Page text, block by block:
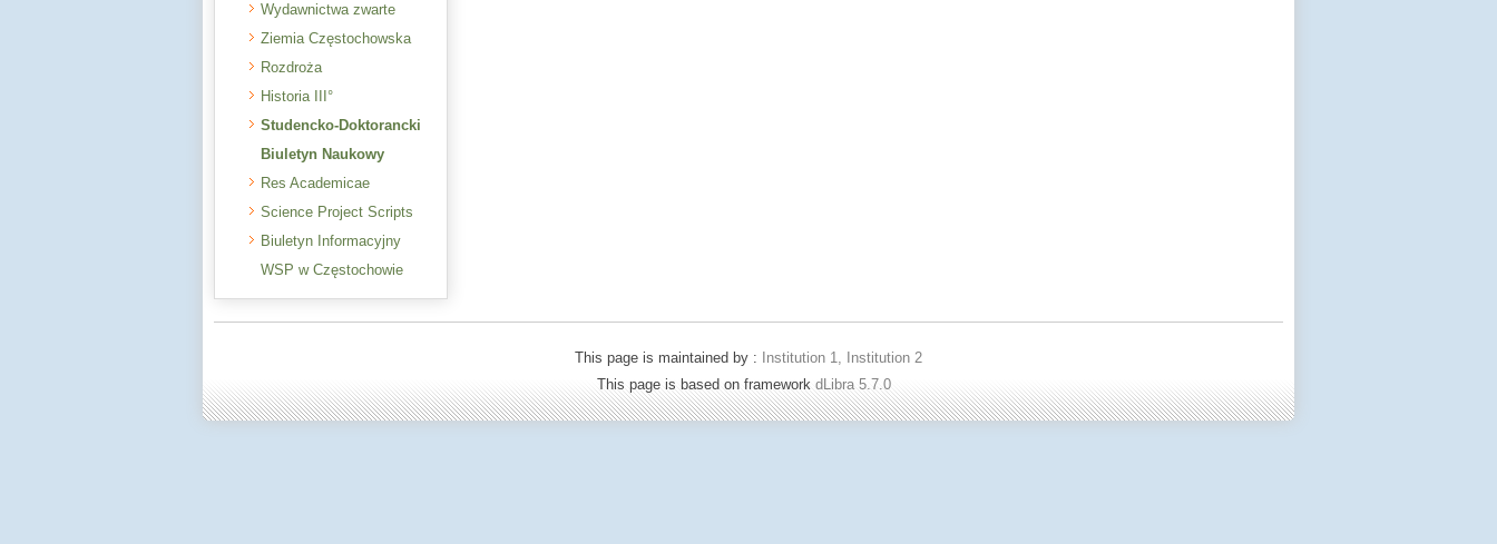
Wydawnictwa zwarte
Ziemia Częstochowska
Rozdroża
Historia III°
Studencko-Doktorancki
Biuletyn Naukowy
Res Academicae
Science Project Scripts
Biuletyn Informacyjny
WSP w Częstochowie
This page is maintained by :
Institution 1, Institution 2
This page is based on framework dLibra 5.7.0